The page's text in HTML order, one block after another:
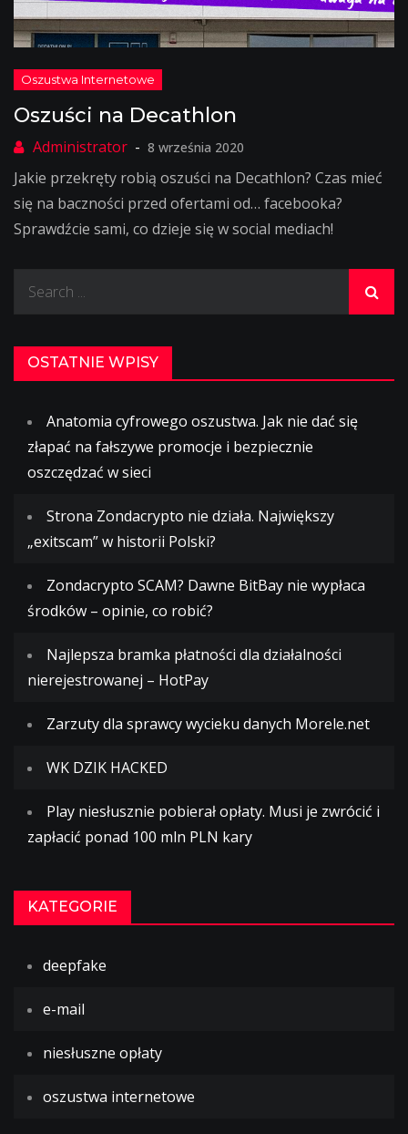
Oszuści na Decathlon
8 września 2020
Jakie przekręty robią oszuści na Decathlon? Czas mieć
się na baczności przed ofertami od… facebooka?
Sprawdźcie sami, co dzieje się w social mediach!
OSTATNIE WPISY
Anatomia cyfrowego oszustwa. Jak nie dać się
złapać na fałszywe promocje i bezpiecznie
oszczędzać w sieci
Strona Zondacrypto nie działa. Największy
„exitscam” w historii Polski?
Zondacrypto SCAM? Dawne BitBay nie wypłaca
środków – opinie, co robić?
Najlepsza bramka płatności dla działalności
nierejestrowanej – HotPay
Zarzuty dla sprawcy wycieku danych Morele.net
WK DZIK HACKED
Play niesłusznie pobierał opłaty. Musi je zwrócić i
zapłacić ponad 100 mln PLN kary
KATEGORIE
deepfake
e-mail
niesłuszne opłaty
oszustwa internetowe